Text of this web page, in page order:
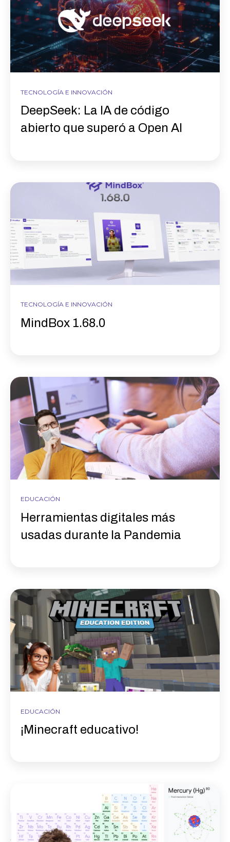
TECNOLOGÍA E INNOVACIÓN
DeepSeek: La IA de código
abierto que superó a Open AI
TECNOLOGÍA E INNOVACIÓN
MindBox 1.68.0
EDUCACIÓN
Herramientas digitales más
usadas durante la Pandemia
EDUCACIÓN
¡Minecraft educativo!